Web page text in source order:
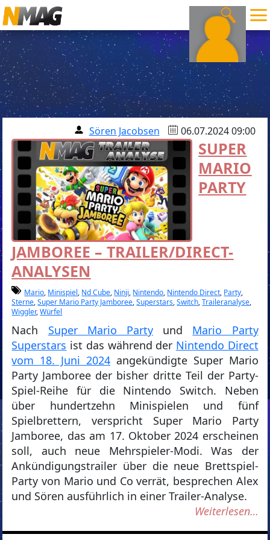
Sören Jacobsen 06.07.2024 09:00
SUPER
MARIO
PARTY
JAMBOREE – TRAILER/DIRECT-
ANALYSEN
Mario, Minispiel, Nd Cube, Ninji, Nintendo, Nintendo Direct, Party,
Sterne,Super Mario Party Jamboree,Superstars,Switch,Traileranalyse,
Wiggler,Würfel
Nach Super Mario Party und Mario Party
Superstars ist das während der Nintendo Direct
vom 18. Juni 2024 angekündigte Super Mario
Party Jamboree der bisher dritte Teil der Party-
Spiel-Reihe für die Nintendo Switch. Neben
über hundertzehn Minispielen und fünf
Spielbrettern, verspricht Super Mario Party
Jamboree, das am 17. Oktober 2024 erscheinen
soll, auch neue Mehrspieler-Modi. Was der
Ankündigungstrailer über die neue Brettspiel-
Party von Mario und Co verrät, besprechen Alex
und Sören ausführlich in einer Trailer-Analyse.
Weiterlesen…